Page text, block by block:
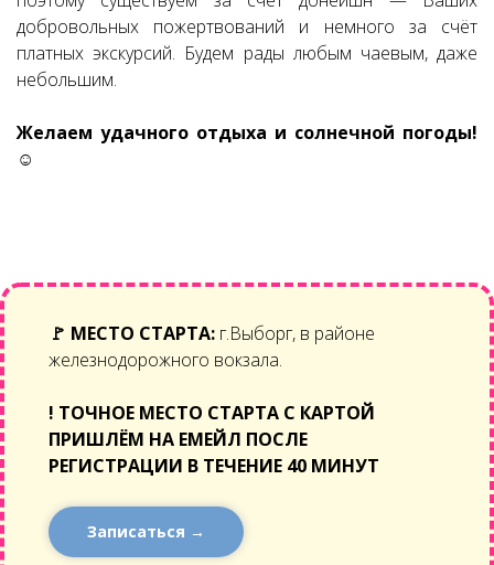
добровольных пожертвований и немного за счёт
платных экскурсий. Будем рады любым чаевым, даже
небольшим.
Желаем удачного отдыха и солнечной погоды!
☺
🚩 МЕСТО СТАРТА: г.Выборг, в районе
железнодорожного вокзала.
! ТОЧНОЕ МЕСТО СТАРТА С КАРТОЙ
ПРИШЛЁМ НА ЕМЕЙЛ ПОСЛЕ
РЕГИСТРАЦИИ В ТЕЧЕНИЕ 40 МИНУТ
Записаться →